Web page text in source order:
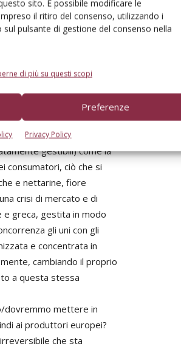
sito. È possibile modificare le
il ritiro del consenso, utilizzando i
pulsante di gestione del consenso nella
di più su questi scopi
Preferenze
Privacy Policy
rischioso perché (e
rassicurante
perché in
nel 2014, viene
è sempre la Spagna dove
dimostra come il
più orientato verso
gestibili) come la
consumatori, ciò che si
e nettarine, fiore
crisi di mercato e di
e greca, gestita in modo
gli uni con gli
e concentrata in
cambiando il proprio
a questa stessa
dovremmo mettere in
ai produttori europei?
che sta